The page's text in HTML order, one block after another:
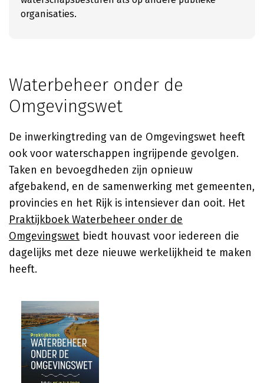
organisaties.
Waterbeheer onder de
Omgevingswet
De inwerkingtreding van de Omgevingswet heeft
ook voor waterschappen ingrijpende gevolgen.
Taken en bevoegdheden zijn opnieuw
afgebakend, en de samenwerking met gemeenten,
provincies en het Rijk is intensiever dan ooit. Het
Praktijkboek Waterbeheer onder de
Omgevingswet biedt houvast voor iedereen die
dagelijks met deze nieuwe werkelijkheid te maken
heeft.